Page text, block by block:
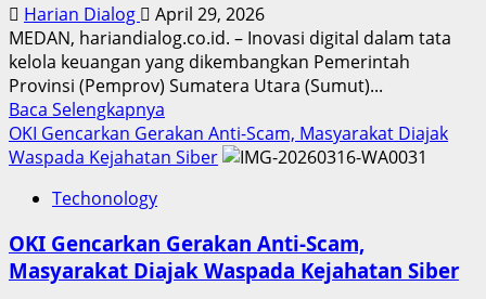
Harian Dialog
April 29, 2026
MEDAN, hariandialog.co.id. – Inovasi digital dalam tata
kelola keuangan yang dikembangkan Pemerintah
Provinsi (Pemprov) Sumatera Utara (Sumut)...
Baca Selengkapnya
more
about
Sumut
Berbuah
OKI Gencarkan Gerakan Anti-Scam, Masyarakat Diajak
Waspada Kejahatan Siber
Techonology
OKI Gencarkan Gerakan Anti-Scam,
Masyarakat Diajak Waspada Kejahatan Siber